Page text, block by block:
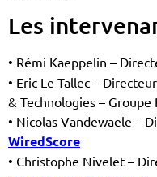
Les
• Rémi Kaeppelin –
• Eric Le Tallec –
& Technologies – Groupe
• Nicolas Vandewaele –
WiredScore
• Christophe Nivelet –